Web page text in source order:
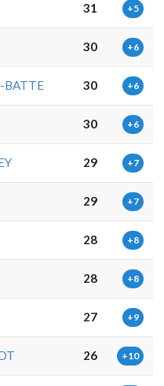
31 +5
30 +6
BATTE 30 +6
30 +6
29 +7
29 +7
28 +8
28 +8
27 +9
26 +10